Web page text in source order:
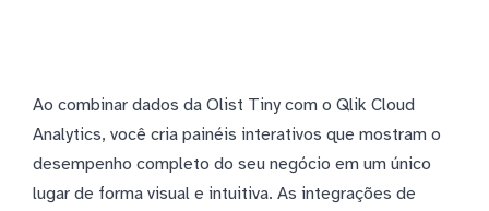
Ao combinar dados da Olist Tiny com o Qlik Cloud
Analytics, você cria painéis interativos que mostram o
desempenho completo do seu negócio em um único
lugar de forma visual e intuitiva. As integrações de